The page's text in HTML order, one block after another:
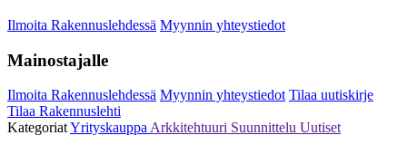
Ilmoita Rakennuslehdessä Myynnin yhteystiedot
Mainostajalle
Ilmoita Rakennuslehdessä Myynnin yhteystiedot Tilaa uutiskirje
Tilaa Rakennuslehti
KategoriatYrityskauppaArkkitehtuuri Suunnittelu Uutiset